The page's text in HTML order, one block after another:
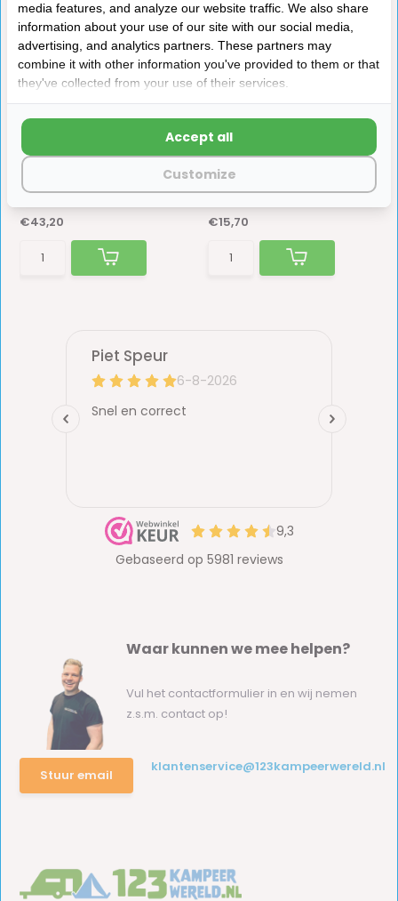
Dometic S7
80x51
€43,20
met LED Lampje 12V 1-Polig
Inbouw S-20.000 Wit
€15,70
Waar kunnen we mee helpen?
Vul het contactformulier in en wij nemen
z.s.m. contact op!
Stuur email
klantenservice@123kampeerwereld.nl
media features, and analyze our website traffic. We also share
information about your use of our site with our social media,
advertising, and analytics partners. These partners may
combine it with other information you've provided to them or that
they've collected from your use of their services.
Customize
Accept all